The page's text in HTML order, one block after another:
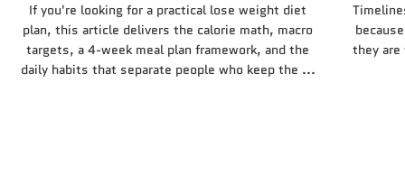
If you're looking for a practical lose weight diet
plan, this article delivers the calorie math, macro
targets, a 4-week meal plan framework, and the
daily habits that separate people who keep the ...
they